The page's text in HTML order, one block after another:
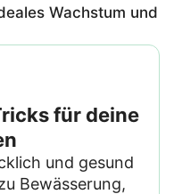
Wachstum und
für deine
und gesund
Bewässerung,